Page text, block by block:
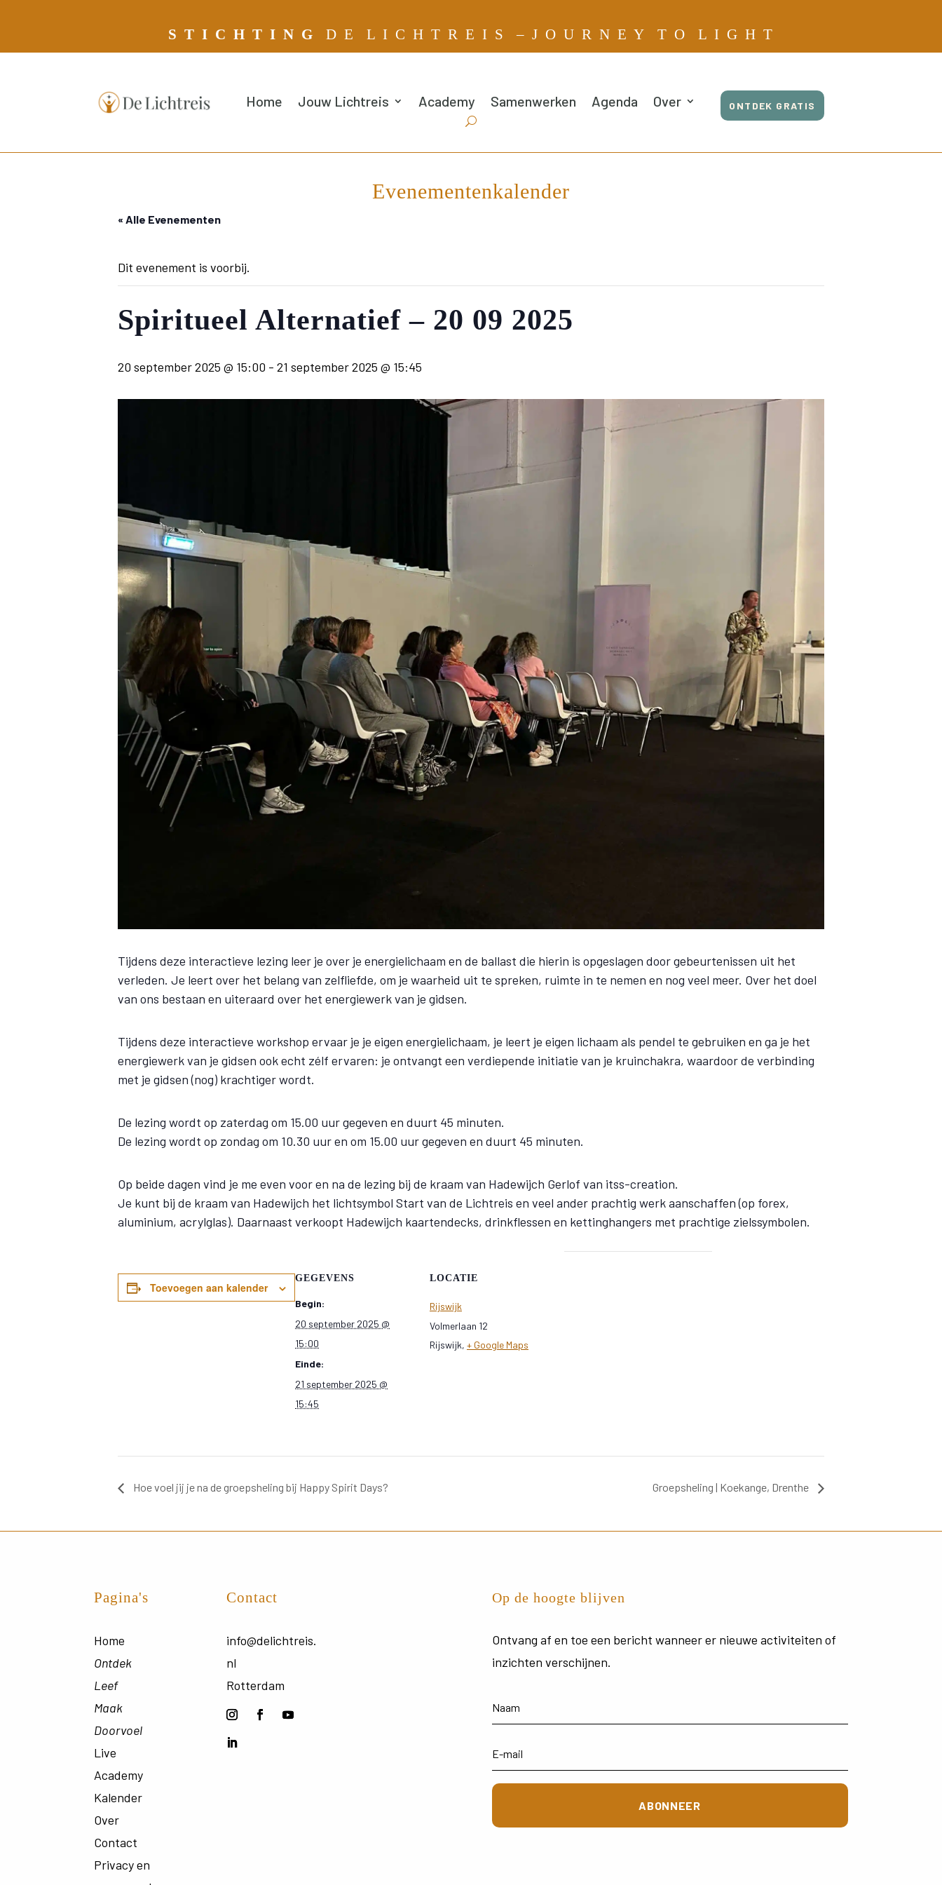
S T I C H T I N G D E L I C H T R E I S – J O U R N E Y T O L I G H T
Home Jouw Lichtreis Academy Samenwerken Agenda Over ONTDEK GRATIS
Evenementenkalender
« Alle Evenementen
Dit evenement is voorbij.
Spiritueel Alternatief – 20 09 2025
20 september 2025 @ 15:00 - 21 september 2025 @ 15:45
Tijdens deze interactieve lezing leer je over je energielichaam en de ballast die hierin is opgeslagen door gebeurtenissen uit het
verleden. Je leert over het belang van zelfliefde, om je waarheid uit te spreken, ruimte in te nemen en nog veel meer. Over het doel
van ons bestaan en uiteraard over het energiewerk van je gidsen.
Tijdens deze interactieve workshop ervaar je je eigen energielichaam, je leert je eigen lichaam als pendel te gebruiken en ga je het
energiewerk van je gidsen ook echt zélf ervaren: je ontvangt een verdiepende initiatie van je kruinchakra, waardoor de verbinding
met je gidsen (nog) krachtiger wordt.
De lezing wordt op zaterdag om 15.00 uur gegeven en duurt 45 minuten.
De lezing wordt op zondag om 10.30 uur en om 15.00 uur gegeven en duurt 45 minuten.
Op beide dagen vind je me even voor en na de lezing bij de kraam van Hadewijch Gerlof van itss-creation.
Je kunt bij de kraam van Hadewijch het lichtsymbol Start van de Lichtreis en veel ander prachtig werk aanschaffen (op forex,
aluminium, acrylglas). Daarnaast verkoopt Hadewijch kaartendecks, drinkflessen en kettinghangers met prachtige zielssymbolen.
Toevoegen aan kalender
GEGEVENS
Begin:
20 september 2025 @
15:00
Einde:
21 september 2025 @
15:45
LOCATIE
Rijswijk
Volmerlaan 12
Rijswijk, + Google Maps
Hoe voel jij je na de groepsheling bij Happy Spirit Days? Groepsheling | Koekange, Drenthe
Pagina's
Home
Ontdek
Leef
Maak
Doorvoel
Live
Academy
Kalender
Over
Contact
Privacy en
Contact
info@delichtreis.
nl
Rotterdam
Op de hoogte blijven
Ontvang af en toe een bericht wanneerer nieuwe activiteiten of
inzichten verschijnen.
ABONNEER